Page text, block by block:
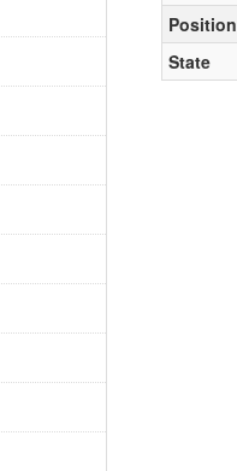
Position
State